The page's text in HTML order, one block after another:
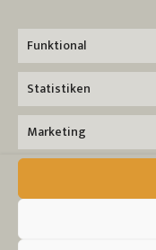
Funktional
Statistiken
Marketing
SUCHE
Search:
KATEGORIEN